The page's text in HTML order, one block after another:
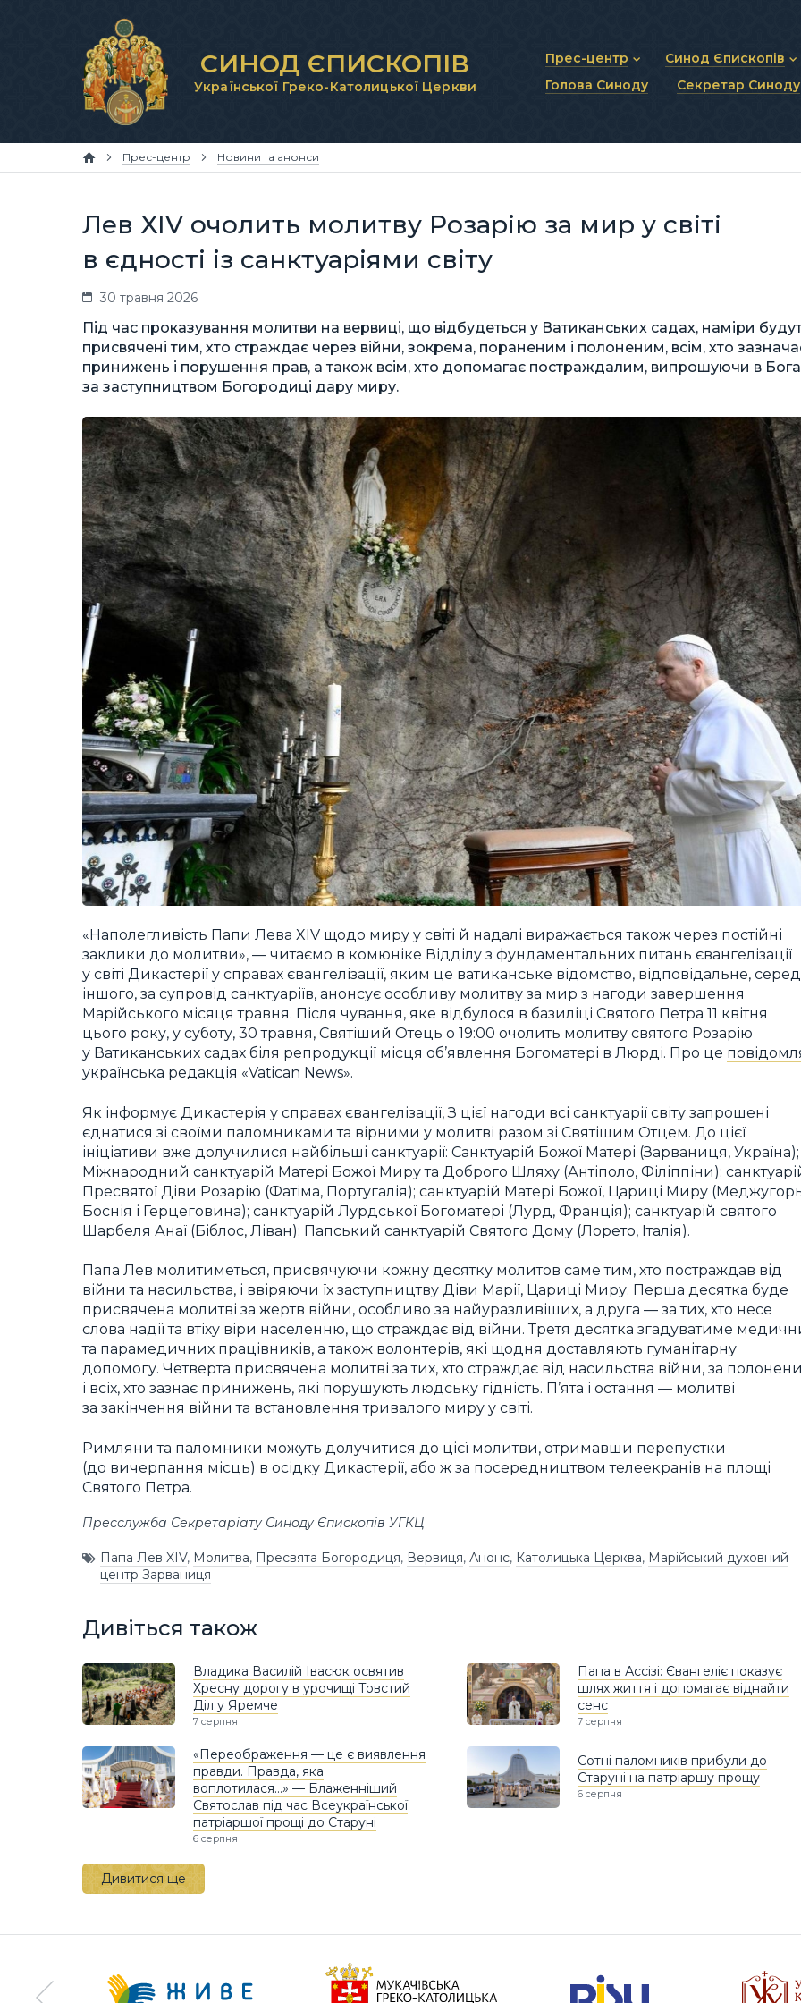
СИНОД ЄПИСКОПІВ
Української Греко-Католицької Церкви
Прес-центр
Новини та анонси
Синод Єпископів
Статут Синоду
Синодальні органи
Голова Синоду Секретар Синоду
Прес-центр Новини та анонси
Лев XIV очолить молитву Розарію за мир у світі
в єдності із санктуаріями світу
30 травня 2026
Під час проказування молитви на вервиці, що відбудеться у Ватиканських садах, наміри
присвячені тим, хто страждає через війни, зокрема, пораненим і полоненим, всім, хто
принижень і порушення прав, а також всім, хто допомагає постраждалим, випрошуючи в Бога
за заступництвом Богородиці дару миру.
«Наполегливість Папи Лева XIV щодо миру у світі й надалі виражається також через постійні
заклики до молитви», — читаємо в комюніке Відділу з фундаментальних питань євангелізації
у світі Дикастерії у справах євангелізації, яким це ватиканське відомство, відповідальне, серед
іншого, за супровід санктуаріїв, анонсує особливу молитву за мир з нагоди завершення
Марійського місяця травня. Після чування, яке відбулося в базиліці Святого Петра 11 квітня
цього року, у суботу, 30 травня, Святіший Отець о 19:00 очолить молитву святого Розарію
у Ватиканських садах біля репродукції місця об’явлення Богоматері в Люрді. Про це
українська редакція «Vatican News».
Як інформує Дикастерія у справах євангелізації, З цієї нагоди всі санктуарії світу запрошені
єднатися зі своїми паломниками та вірними у молитві разом зі Святішим Отцем. До цієї
ініціативи вже долучилися найбільші санктуарії: Санктуарій Божої Матері (Зарваниця, Україна);
Міжнародний санктуарій Матері Божої Миру та Доброго Шляху (Антіполо, Філіппіни);
Пресвятої Діви Розарію (Фатіма, Португалія); санктуарій Матері Божої, Цариці Миру
Боснія і Герцеговина); санктуарій Лурдської Богоматері (Лурд, Франція); санктуарій святого
Шарбеля Анаї (Біблос, Ліван); Папський санктуарій Святого Дому (Лорето, Італія).
Папа Лев молитиметься, присвячуючи кожну десятку молитов саме тим, хто постраждав від
війни та насильства, і ввіряючи їх заступництву Діви Марії, Цариці Миру. Перша десятка буде
присвячена молитві за жертв війни, особливо за найуразливіших, а друга — за тих, хто несе
слова надії та втіху віри населенню, що страждає від війни. Третя десятка згадуватиме
та парамедичних працівників, а також волонтерів, які щодня доставляють гуманітарну
допомогу. Четверта присвячена молитві за тих, хто страждає від насильства війни, за
і всіх, хто зазнає принижень, які порушують людську гідність. П’ята і остання — молитві
за закінчення війни та встановлення тривалого миру у світі.
Римляни та паломники можуть долучитися до цієї молитви, отримавши перепустки
(до вичерпання місць) в осідку Дикастерії, або ж за посередництвом телеекранів на площі
Святого Петра.
Пресслужба Секретаріату Синоду Єпископів УГКЦ
Папа Лев XIV, Молитва, Пресвята Богородиця, Вервиця, Анонс, Католицька Церква, Марійський духовний
центр Зарваниця
Дивіться також
Владика Василій Івасюк освятив
Хресну дорогу в урочищі Товстий
Діл у Яремче
7 серпня
Папа в Ассізі: Євангеліє показує
шлях життя і допомагає віднайти
сенс
7 серпня
«Переображення — це є виявлення
правди. Правда, яка
воплотилася…» — Блаженніший
Святослав під час Всеукраїнської
патріаршої прощі до Старуні
6 серпня
Сотні паломників прибули до
Старуні на патріаршу прощу
6 серпня
Дивитися ще